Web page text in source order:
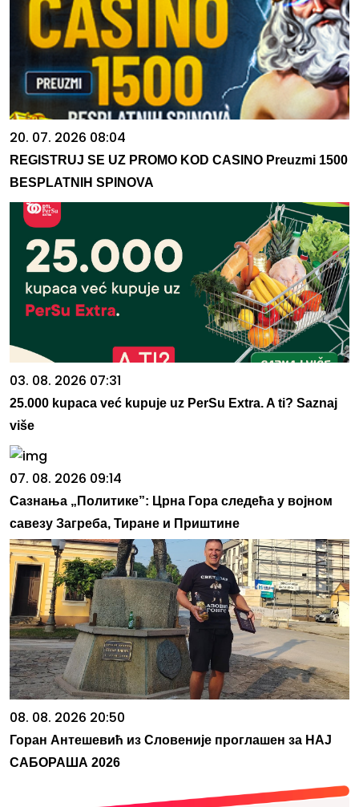
20. 07. 2026 08:04
REGISTRUJ SE UZ PROMO KOD CASINO Preuzmi 1500
BESPLATNIH SPINOVA
03. 08. 2026 07:31
25.000 kupaca već kupuje uz PerSu Extra. A ti? Saznaj
više
07. 08. 2026 09:14
Сазнања „Политике”: Црна Гора следећа у војном
савезу Загреба, Тиране и Приштине
08. 08. 2026 20:50
Горан Антешевић из Словеније проглашен за НАЈ
САБОРАША 2026